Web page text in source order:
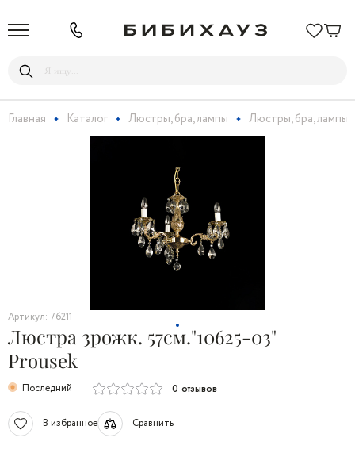
Главная Каталог Люстры, бра, лампы Люстры, бра, лампы
Артикул: 76211
Люстра 3рожк. 57см."10625-03"
Prousek
Последний 0 отзывов
В избранное Сравнить